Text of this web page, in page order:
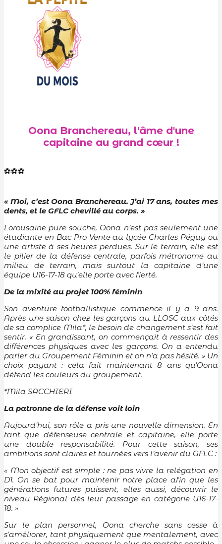
Oona Branchereau, l'âme d'une
capitaine au grand cœur !
⚽️⚽️⚽️
« Moi, c’est Oona Branchereau. J’ai 17 ans, toutes mes
dents, et le GFLC chevillé au corps. »
Lorousaine pure souche, Oona n’est pas seulement une
étudiante en Bac Pro Vente au lycée Charles Péguy ou
une artiste à ses heures perdues. Sur le terrain, elle est
le pilier de la défense centrale, parfois métronome au
milieu de terrain, mais surtout la capitaine d’une
équipe U16-17-18 qu’elle porte avec fierté.
De la mixité au projet 100% féminin
Son aventure footballistique commence il y a 9 ans.
Après une saison chez les garçons au LLOSC aux côtés
de sa complice Mila*, le besoin de changement s’est fait
sentir. « En grandissant, on commençait à ressentir des
différences physiques avec les garçons. On a entendu
parler du Groupement Féminin et on n’a pas hésité. » Un
choix payant : cela fait maintenant 8 ans qu’Oona
défend les couleurs du groupement.
*Mila SACCHIERI
La patronne de la défense voit loin
Aujourd’hui, son rôle a pris une nouvelle dimension. En
tant que défenseuse centrale et capitaine, elle porte
une double responsabilité. Pour cette saison, ses
ambitions sont claires et tournées vers l’avenir du GFLC :
« Mon objectif est simple : ne pas vivre la relégation en
D1. On se bat pour maintenir notre place afin que les
générations futures puissent, elles aussi, découvrir le
niveau Régional dès leur passage en catégorie U16-17-
18. »
Sur le plan personnel, Oona cherche sans cesse à
s’améliorer, tant physiquement que mentalement, avec